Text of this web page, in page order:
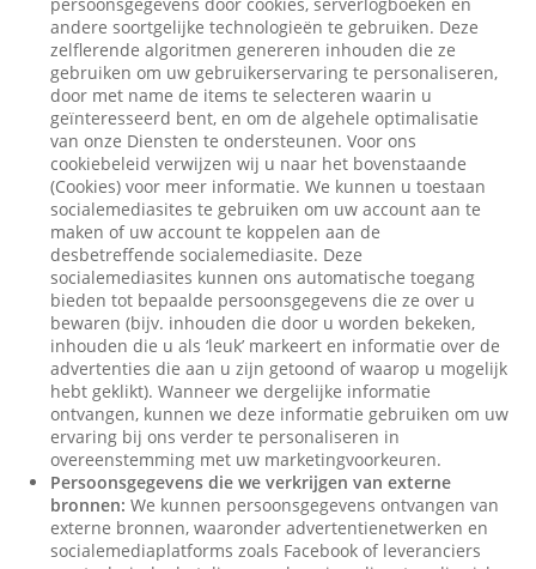
andere soortgelijke technologieën te gebruiken. Deze
zelflerende algoritmen genereren inhouden die ze
gebruiken om uw gebruikerservaring te personaliseren,
door met name de items te selecteren waarin u
geïnteresseerd bent, en om de algehele optimalisatie
van onze Diensten te ondersteunen. Voor ons
cookiebeleid verwijzen wij u naar het bovenstaande
(Cookies) voor meer informatie. We kunnen u toestaan
socialemediasites te gebruiken om uw account aan te
maken of uw account te koppelen aan de
desbetreffende socialemediasite. Deze
socialemediasites kunnen ons automatische toegang
bieden tot bepaalde persoonsgegevens die ze over u
bewaren (bijv. inhouden die door u worden bekeken,
inhouden die u als ‘leuk’ markeert en informatie over de
advertenties die aan u zijn getoond of waarop u mogelijk
hebt geklikt). Wanneer we dergelijke informatie
ontvangen, kunnen we deze informatie gebruiken om uw
ervaring bij ons verder te personaliseren in
overeenstemming met uw marketingvoorkeuren.
Persoonsgegevens die we verkrijgen van externe
bronnen: We kunnen persoonsgegevens ontvangen van
externe bronnen, waaronder advertentienetwerken en
socialemediaplatforms zoals Facebook of leveranciers